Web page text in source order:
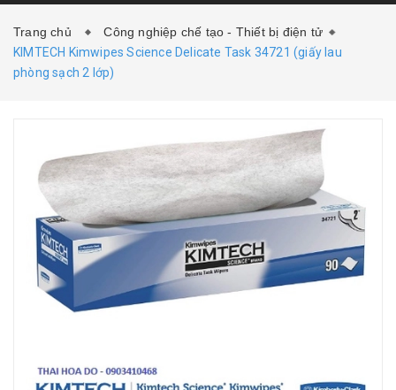
TRANG CHỦ
NGÀNH NHÃN HIỆU LIÊN HỆ TIN TỨC
Trang chủ
Công nghiệp chế tạo - Thiết bị điện tử
KIMTECH Kimwipes Science Delicate Task 34721 (giấy lau
phòng sạch 2 lớp)